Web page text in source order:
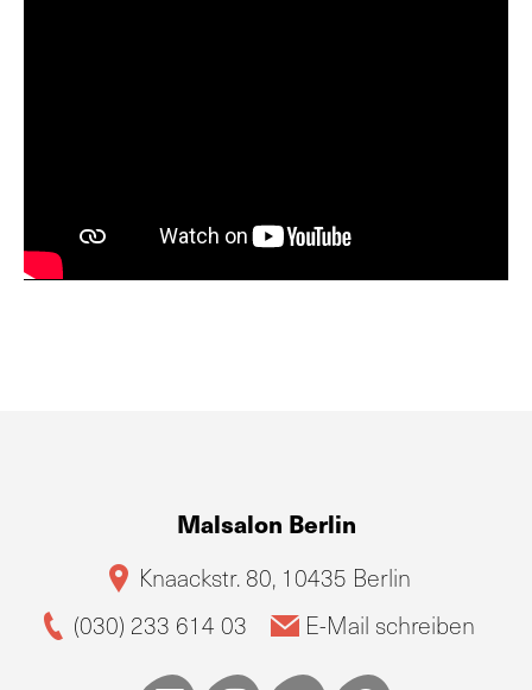
Malsalon Berlin
Knaackstr. 80, 10435 Berlin
(030) 233 614 03
E-Mail schreiben